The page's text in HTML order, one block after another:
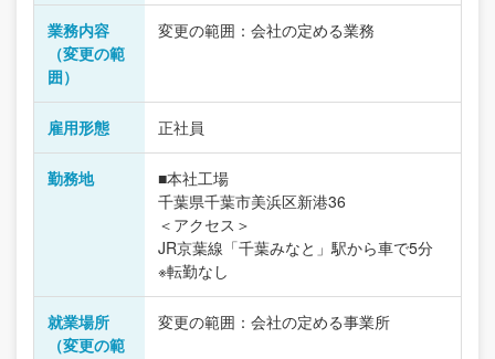
業務内容
（変更の範
囲）
変更の範囲：会社の定める業務
雇用形態 正社員
勤務地
■本社工場
千葉県千葉市美浜区新港36
＜アクセス＞
JR京葉線「千葉みなと」駅から車で5分
※転勤なし
就業場所
（変更の範
変更の範囲：会社の定める事業所